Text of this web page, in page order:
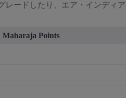
ードしたり、エア・インディ
Maharaja Points